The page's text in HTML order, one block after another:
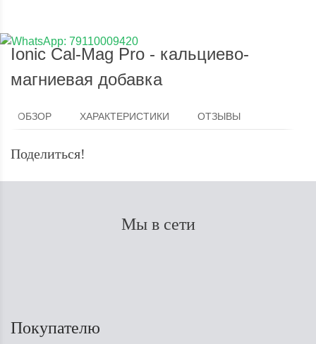
Ionic Cal-Mag Pro - кальциево-
магниевая добавка
ОБЗОР ХАРАКТЕРИСТИКИ ОТЗЫВЫ
Поделиться!
Мы в сети
Покупателю